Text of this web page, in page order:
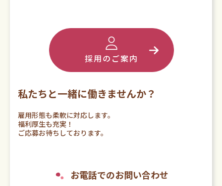
採用のご案内
私たちと一緒に働きませんか？
雇用形態も柔軟に対応します。
福利厚生も充実！
ご応募お待ちしております。
お電話でのお問い合わせ